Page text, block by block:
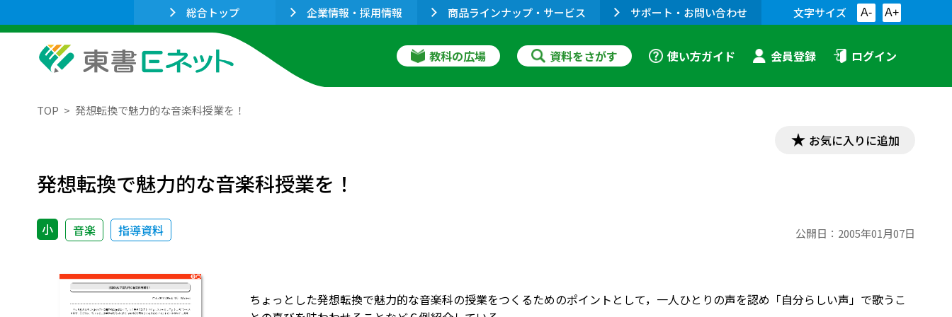
総合トップ 企業情報・採用情報 商品ラインナップ・サービス サポート・お問い合わせ 文字サイズ A- A+
教科の広場 資料をさがす 使い方ガイド 会員登録 ログイン
TOP 発想転換で魅力的な音楽科授業を！
お気に入りに追加
発想転換で魅力的な音楽科授業を！
小 音楽 指導資料 公開日： 2005年01月07日
ちょっとした発想転換で魅力的な音楽科の授業をつくるためのポイントとして，一人ひとりの声を認め「自分らしい声」で歌うこ